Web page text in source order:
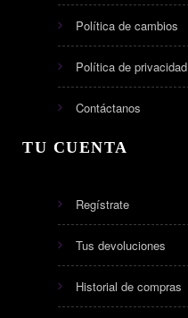
Política de cambios
Política de privacidad
Contáctanos
TU CUENTA
Regístrate
Tus devoluciones
Historial de compras